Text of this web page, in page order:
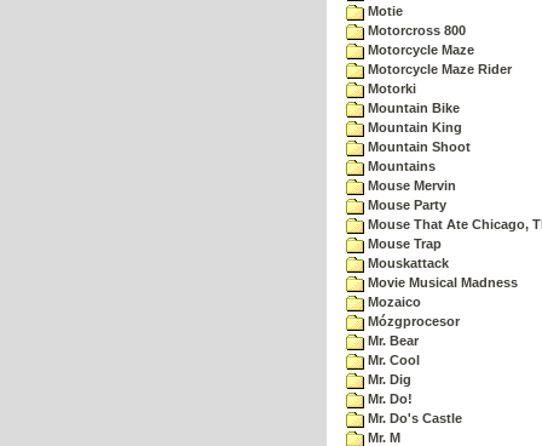
Motie
Motorcross 800
Motorcycle Maze
Motorcycle Maze Rider
Motorki
Mountain Bike
Mountain King
Mountain Shoot
Mountains
Mouse Mervin
Mouse Party
Mouse That Ate Chicago,
Mouse Trap
Mouskattack
Movie Musical Madness
Mozaico
Mózgprocesor
Mr. Bear
Mr. Cool
Mr. Dig
Mr. Do!
Mr. Do's Castle
Mr. M